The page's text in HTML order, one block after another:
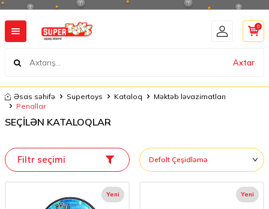
Axtar
0
Əsas səhifə Supertoys Kataloq
Məktəb ləvazimatları
Penallar
SEÇİLƏN KATALOQLAR
Filtr seçimi
Yeni Yeni